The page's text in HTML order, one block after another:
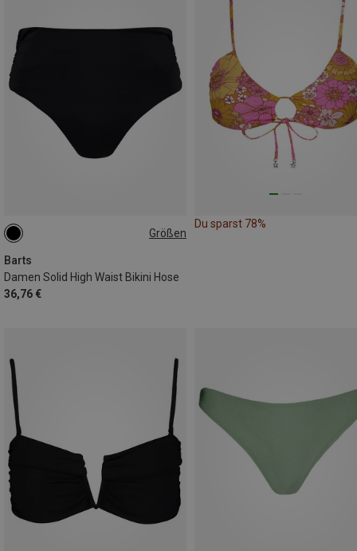
Größen
Barts
Damen Solid High Waist Bikini Hose
36,76 €
S
Du sparst 78%